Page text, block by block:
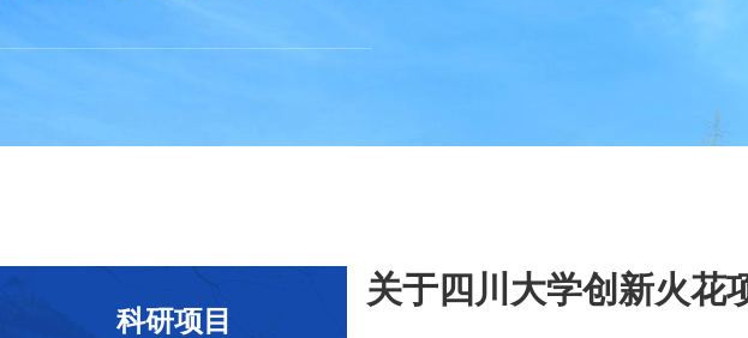
科研项目
关于四川大学创新火花